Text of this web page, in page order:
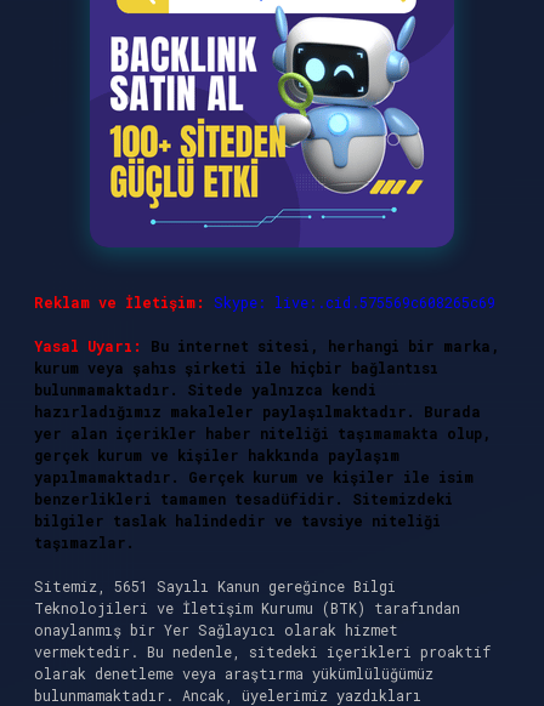
Reklam ve İletişim: Skype: live:.cid.575569c608265c69
Yasal Uyarı:
Bu internet sitesi, herhangi bir marka,
kurum veya şahıs şirketi ile hiçbir bağlantısı
bulunmamaktadır. Sitede yalnızca kendi
hazırladığımız makaleler paylaşılmaktadır. Burada
yer alan içerikler haber niteliği taşımamakta olup,
gerçek kurum ve kişiler hakkında paylaşım
yapılmamaktadır. Gerçek kurum ve kişiler ile isim
benzerlikleri tamamen tesadüfidir. Sitemizdeki
bilgiler taslak halindedir ve tavsiye niteliği
taşımazlar.
Sitemiz, 5651 Sayılı Kanun gereğince Bilgi
Teknolojileri ve İletişim Kurumu (BTK) tarafından
onaylanmış bir Yer Sağlayıcı olarak hizmet
vermektedir. Bu nedenle, sitedeki içerikleri proaktif
olarak denetleme veya araştırma yükümlülüğümüz
bulunmamaktadır. Ancak, üyelerimiz yazdıkları